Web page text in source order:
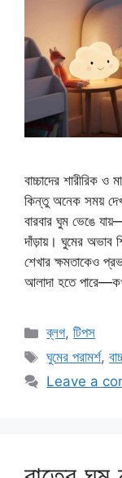
বাচ্চাদের শারীরিক
কিন্তু অনেক সময়
বারবার ঘুম ভেঙে
দাঁড়ায়। ঘুমের অভাব
শেখার ক্ষমতাকেও
আলাদা হতে
Categories
ব্লগ,টিপস
Tags
ঘুমের পরামর্শ,
Leave a